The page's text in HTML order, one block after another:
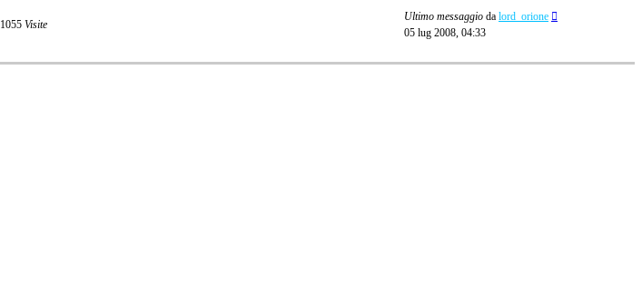
1055 Visite
Ultimo messaggio da lord_orione
05 lug 2008, 04:33